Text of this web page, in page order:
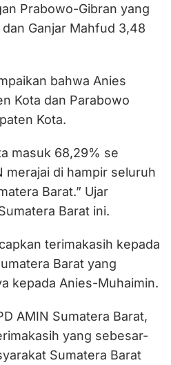
Prabowo-Gibran yang
Ganjar Mahfud 3,48
bahwa Anies
Kota dan Parabowo
Kota.
masuk 68,29% se
merajai di hampir seluruh
Barat.” Ujar
Barat ini.
terimakasih kepada
Barat yang
kepada Anies-Muhaimin.
AMIN Sumatera Barat,
yang sebesar-
Sumatera Barat